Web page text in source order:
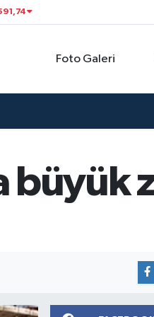
Foto Galeri
büyük